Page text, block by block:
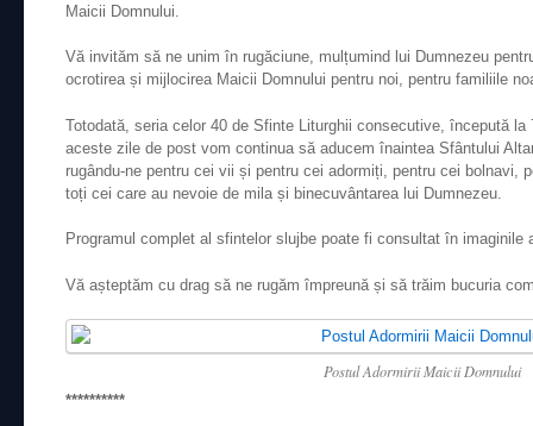
Maicii Domnului.
Vă invităm să ne unim în rugăciune, mulțumind lui Dumnezeu
ocrotirea și mijlocirea Maicii Domnului pentru noi, pentru familiile
Totodată, seria celor 40 de Sfinte Liturghii consecutive, începută
aceste zile de post vom continua să aducem înaintea Sfântului
rugându-ne pentru cei vii și pentru cei adormiți, pentru cei bolnavi,
toți cei care au nevoie de mila și binecuvântarea lui Dumnezeu.
Programul complet al sfintelor slujbe poate fi consultat în imaginile
Vă așteptăm cu drag să ne rugăm împreună și să trăim bucuria
Postul Adormirii Maicii Domnului
**********